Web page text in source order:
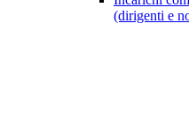
(dirigenti e